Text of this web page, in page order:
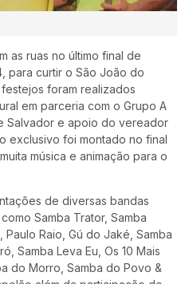
as ruas no último final de
para curtir o São João do
foram realizados
em parceria com o Grupo A
Salvador e apoio do vereador
exclusivo foi montado no final
música e animação para o
de diversas bandas
Samba Trator, Samba
Raio, Gú do Jaké, Samba
Samba Leva Eu, Os 10 Mais
do Morro, Samba do Povo &